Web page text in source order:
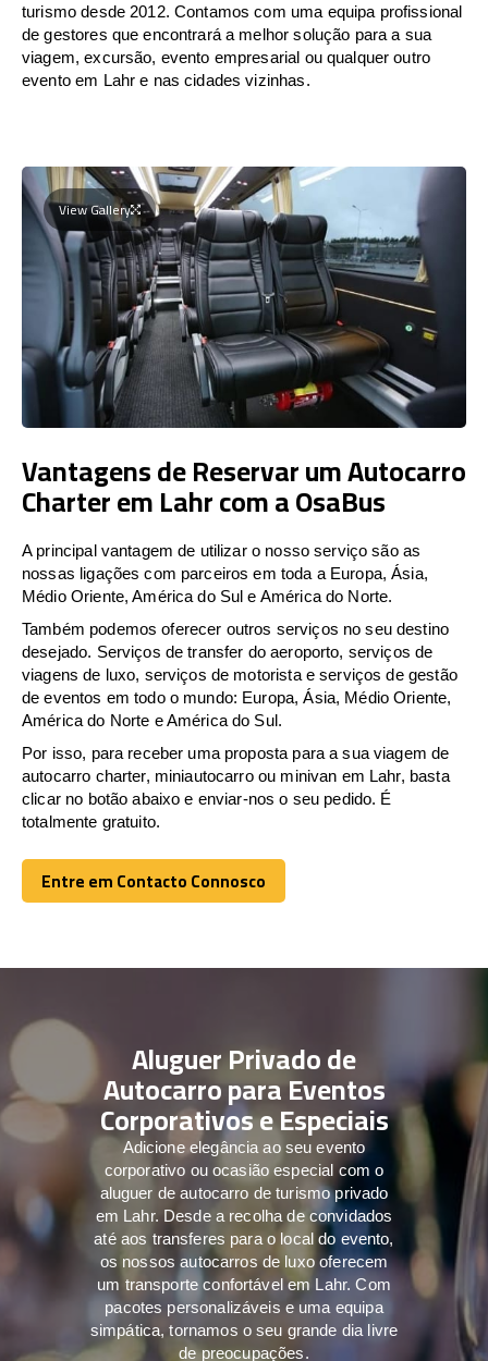
turismo desde 2012. Contamos com uma equipa profissional
de gestores que encontrará a melhor solução para a sua
viagem, excursão, evento empresarial ou qualquer outro
evento em Lahr e nas cidades vizinhas.
View Gallery
Vantagens de Reservar um Autocarro
Charter em Lahr com a OsaBus
A principal vantagem de utilizar o nosso serviço são as
nossas ligações com parceiros em toda a Europa, Ásia,
Médio Oriente, América do Sul e América do Norte.
Também podemos oferecer outros serviços no seu destino
desejado. Serviços de transfer do aeroporto, serviços de
viagens de luxo, serviços de motorista e serviços de gestão
de eventos em todo o mundo: Europa, Ásia, Médio Oriente,
América do Norte e América do Sul.
Por isso, para receber uma proposta para a sua viagem de
autocarro charter, miniautocarro ou minivan em Lahr, basta
clicar no botão abaixo e enviar-nos o seu pedido. É
totalmente gratuito.
Entre em Contacto Connosco
Entre em Contacto Connosco
Aluguer Privado de
Autocarro para Eventos
Corporativos e Especiais
Adicione elegância ao seu evento
corporativo ou ocasião especial com o
aluguer de autocarro de turismo privado
em Lahr. Desde a recolha de convidados
até aos transferes para o local do evento,
os nossos autocarros de luxo oferecem
um transporte confortável em Lahr. Com
pacotes personalizáveis e uma equipa
simpática, tornamos o seu grande dia livre
de preocupações.